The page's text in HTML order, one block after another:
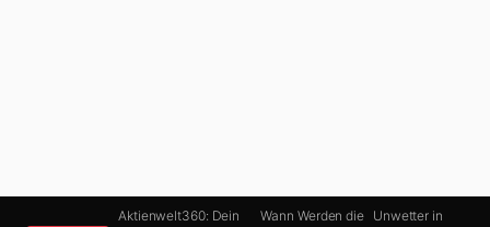
Aktienwelt360: Dein
Wann Werden die
Unwetter in